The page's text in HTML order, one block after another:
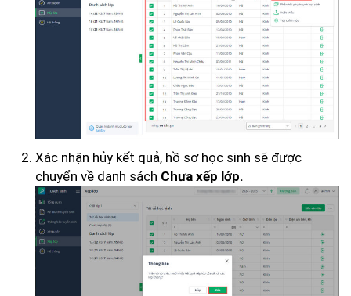
Xác nhận hủy kết quả, hồ sơ học sinh sẽ được
chuyển về danh sách Chưa xếp lớp.